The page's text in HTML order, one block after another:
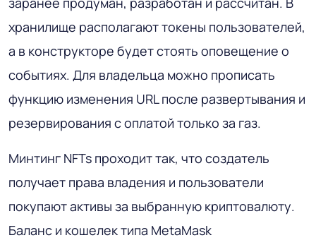
хранилище располагают токены пользователей,
а в конструкторе будет стоять оповещение о
событиях. Для владельца можно прописать
функцию изменения URL после развертывания и
резервирования с оплатой только за газ.
Минтинг NFTs проходит так, что создатель
получает права владения и пользователи
покупают активы за выбранную криптовалюту.
Баланс и кошелек типа MetaMask